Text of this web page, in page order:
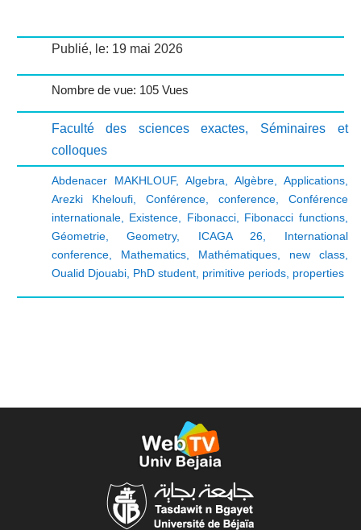
Publié, le: 19 mai 2026
Nombre de vue: 105 Vues
Faculté des sciences exactes, Séminaires et
colloques
Abdenacer MAKHLOUF, Algebra Algèbre, Applications,
Arezki Kheloufi
Conférence conference, Conférence
internationale, Existence Fibonacci, Fibonacci functions,
Géometrie, Geometry, ICAGA 26
International
conference, Mathematics, Mathématiques, new class,
Oualid Djouabi, PhD student, primitive periods, properties